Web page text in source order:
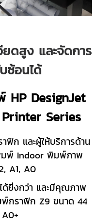
ดสูง และจัดการ
ซ้อนได้
HP DesignJet
Series
ก และผู้ให้บริการด้าน
มพ์ Indoor พิมพ์ภาพ
A1, A0
ยิ่งกว่า และมีคุณภาพ
พ์กราฟิก Z9 ขนาด 44